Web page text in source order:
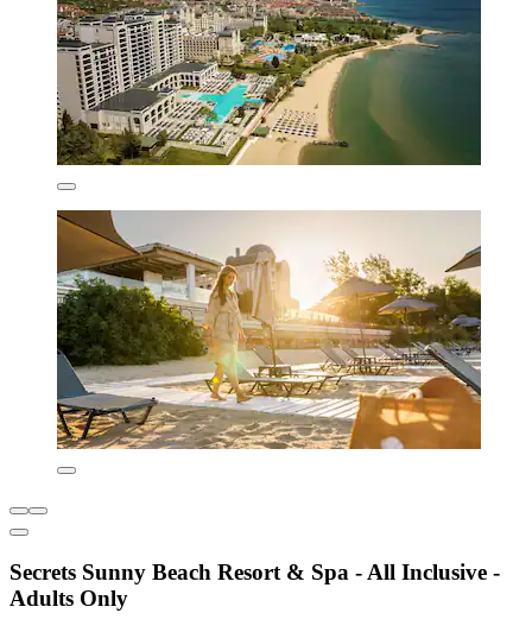
Secrets Sunny Beach Resort & Spa - All Inclusive -
Adults Only